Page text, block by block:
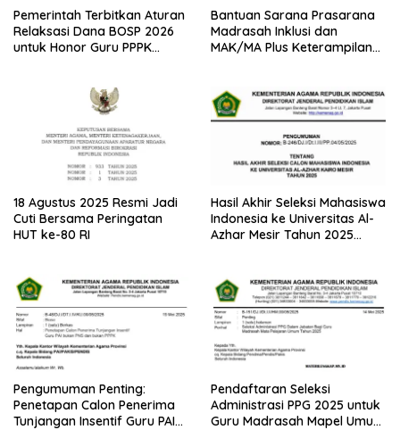
Pemerintah Terbitkan Aturan
Relaksasi Dana BOSP 2026
untuk Honor Guru PPPK
Bantuan Sarana Prasarana
Madrasah Inklusi dan
MAK/MA Plus Keterampilan
18 Agustus 2025 Resmi Jadi
Cuti Bersama Peringatan
HUT ke-80 RI
Hasil Akhir Seleksi Mahasiswa
Indonesia ke Universitas Al-
Azhar Mesir Tahun 2025
Pengumuman Penting:
Penetapan Calon Penerima
Tunjangan Insentif Guru PAI
Pendaftaran Seleksi
Administrasi PPG 2025 untuk
Guru Madrasah Mapel Umum